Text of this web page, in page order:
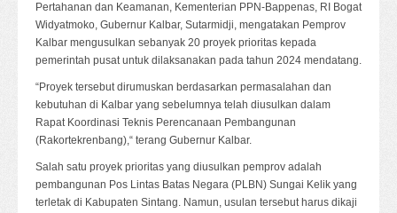
Pertahanan dan Keamanan, Kementerian PPN-Bappenas, RI Bogat
Widyatmoko, Gubernur Kalbar, Sutarmidji, mengatakan Pemprov
Kalbar mengusulkan sebanyak 20 proyek prioritas kepada
pemerintah pusat untuk dilaksanakan pada tahun 2024 mendatang.
“Proyek tersebut dirumuskan berdasarkan permasalahan dan
kebutuhan di Kalbar yang sebelumnya telah diusulkan dalam
Rapat Koordinasi Teknis Perencanaan Pembangunan
(Rakortekrenbang),“ terang Gubernur Kalbar.
Salah satu proyek prioritas yang diusulkan pemprov adalah
pembangunan Pos Lintas Batas Negara (PLBN) Sungai Kelik yang
terletak di Kabupaten Sintang. Namun, usulan tersebut harus dikaji